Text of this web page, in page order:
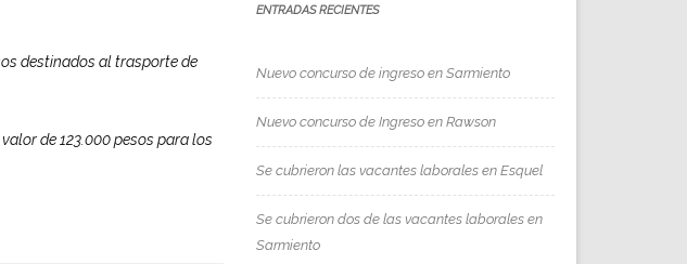
destinados al trasporte de
de 123.000 pesos para los
ENTRADAS RECIENTES
Nuevo concurso de ingreso en Sarmiento
Nuevo concurso de Ingreso en Rawson
Se cubrieron las vacantes laborales en Esquel
Se cubrieron dos de las vacantes laborales en
Sarmiento